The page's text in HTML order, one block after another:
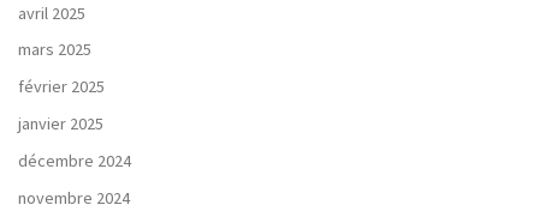
avril 2025
mars 2025
février 2025
janvier 2025
décembre 2024
novembre 2024